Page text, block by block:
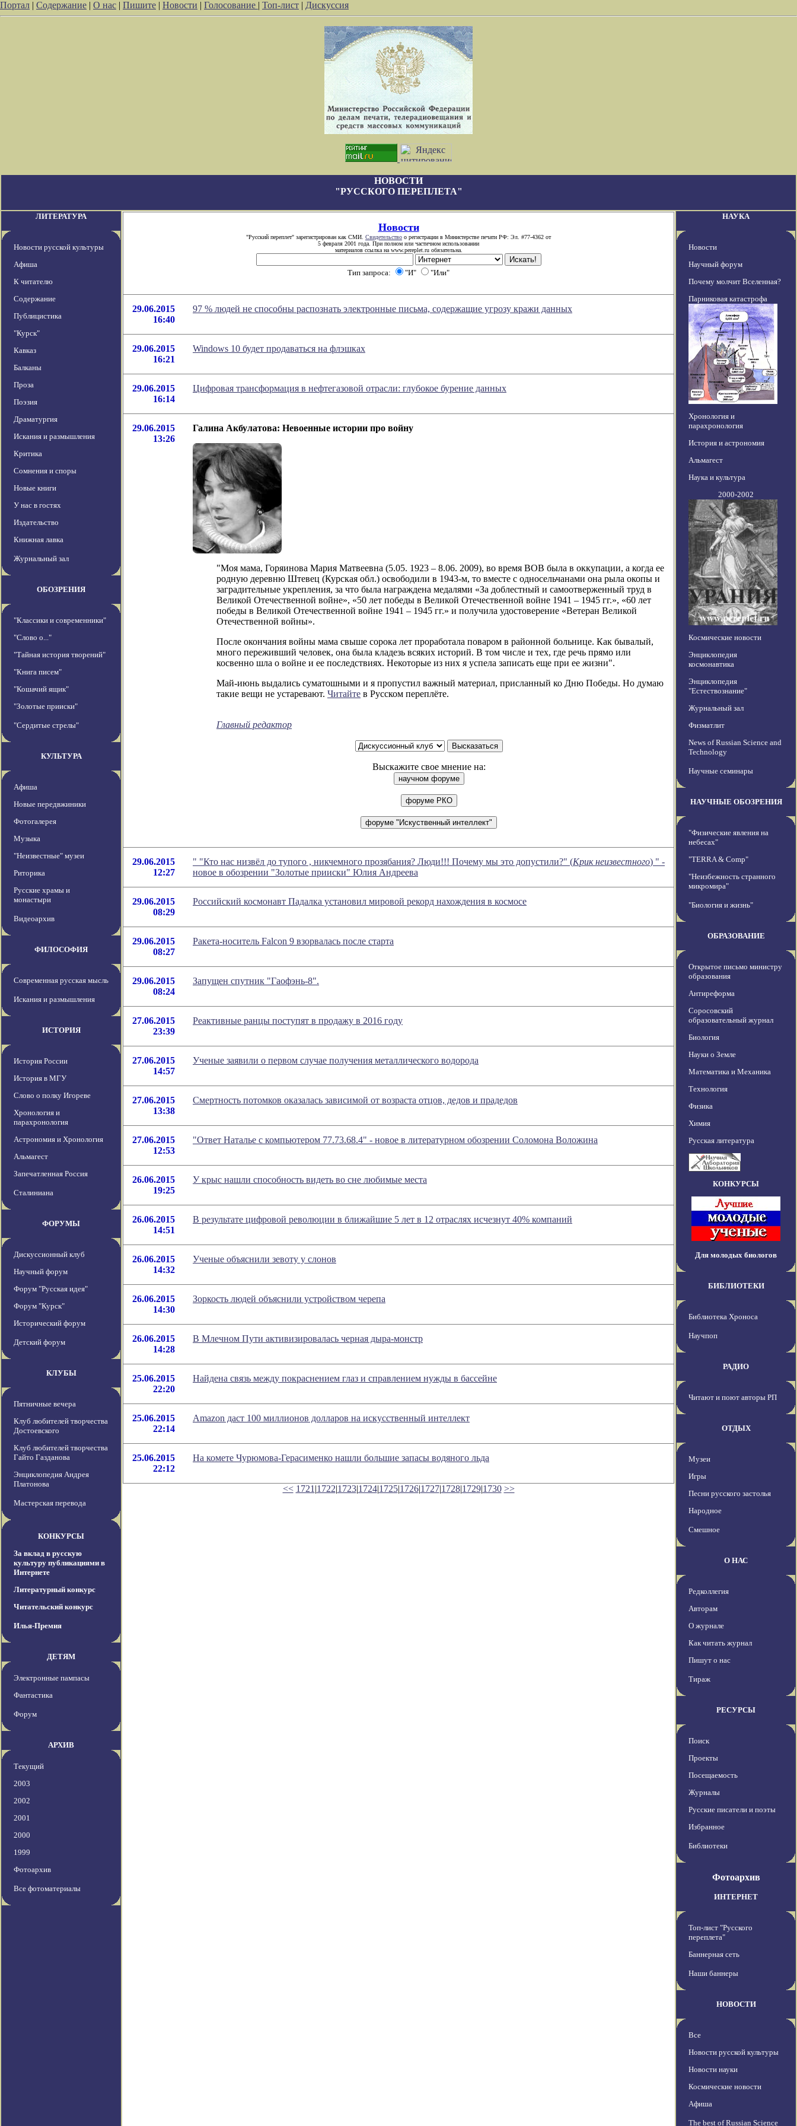
Портал | Содержание | О нас | Пишите | Новости | Голосование | Топ-лист | Дискуссия
НОВОСТИ
"РУССКОГО ПЕРЕПЛЕТА"
ЛИТЕРАТУРА
Новости русской культуры
Афиша
К читателю
Содержание
Публицистика
"Курск"
Кавказ
Балканы
Проза
Поэзия
Драматургия
Искания и размышления
Критика
Сомнения и споры
Новые книги
У нас в гостях
Издательство
Книжная лавка
Журнальный зал
ОБОЗРЕНИЯ
"Классики и современники"
"Слово о..."
"Тайная история творений"
"Книга писем"
"Кошачий ящик"
"Золотые прииски"
"Сердитые стрелы"
КУЛЬТУРА
Афиша
Новые передвжиники
Фотогалерея
Музыка
"Неизвестные" музеи
Риторика
Русские храмы и
монастыри
Видеоархив
ФИЛОСОФИЯ
Современная русская мысль
Искания и размышления
ИСТОРИЯ
История России
История в МГУ
Слово о полку Игореве
Хронология и
парахронология
Астрономия и Хронология
Альмагест
Запечатленная Россия
Сталиниана
ФОРУМЫ
Дискуссионный клуб
Научный форум
Форум "Русская идея"
Форум "Курск"
Исторический форум
Детский форум
КЛУБЫ
Пятничные вечера
Клуб любителей творчества
Достоевского
Клуб любителей творчества
Гайто Газданова
Энциклопедия Андрея
Платонова
Мастерская перевода
КОНКУРСЫ
За вклад в русскую
культуру публикациями в
Интернете
Литературный конкурс
Читательский конкурс
Илья-Премия
ДЕТЯМ
Электронные пампасы
Фантастика
Форум
АРХИВ
Текущий
2003
2002
2001
2000
1999
Фотоархив
Все фотоматериалы
Новости
"Русский переплет" зарегистрирован как СМИ. Свидетельство о регистрации в Министерстве печати РФ: Эл. #77-4362 от
5 февраля 2001 года. При полном или частичном использовании
материалов ссылка на www.pereplet.ru обязательна.
Тип запроса: "И" "Или"
29.06.2015
16:40
97 % людей не способны распознать электронные письма, содержащие угрозу кражи данных
29.06.2015
16:21
Windows 10 будет продаваться на флэшках
29.06.2015
16:14
Цифровая трансформация в нефтегазовой отрасли: глубокое бурение данных
29.06.2015
13:26
Галина Акбулатова: Невоенные истории про войну
"Моя мама, Горяинова Мария Матвеевна (5.05. 1923 – 8.06. 2009), во время ВОВ была в оккупации, а когда ее
родную деревню Штевец (Курская обл.) освободили в 1943-м, то вместе с односельчанами она рыла окопы и
заградительные укрепления, за что была награждена медалями «За доблестный и самоотверженный труд в
Великой Отечественной войне», «50 лет победы в Великой Отечественной войне 1941 – 1945 гг.», «60 лет
победы в Великой Отечественной войне 1941 – 1945 гг.» и получила удостоверение «Ветеран Великой
Отечественной войны».
После окончания войны мама свыше сорока лет проработала поваром в районной больнице. Как бывалый,
много переживший человек, она была кладезь всяких историй. В том числе и тех, где речь прямо или
косвенно шла о войне и ее последствиях. Некоторые из них я успела записать еще при ее жизни".
Май-июнь выдались суматошными и я пропустил важный материал, присланный ко Дню Победы. Но думаю
такие вещи не устаревают. Читайте в Русском переплёте.
Главный редактор
Выскажите свое мнение на:
29.06.2015
12:27
" "Кто нас низвёл до тупого , никчемного прозябания? Люди!!! Почему мы это допустили?" (Крик неизвестного) " -
новое в обозрении "Золотые прииски" Юлия Андреева
29.06.2015
08:29
Российский космонавт Падалка установил мировой рекорд нахождения в космосе
29.06.2015
08:27
Ракета-носитель Falcon 9 взорвалась после старта
29.06.2015
08:24
Запущен спутник "Гаофэнь-8".
27.06.2015
23:39
Реактивные ранцы поступят в продажу в 2016 году
27.06.2015
14:57
Ученые заявили о первом случае получения металлического водорода
27.06.2015
13:38
Смертность потомков оказалась зависимой от возраста отцов, дедов и прадедов
27.06.2015
12:53
"Ответ Наталье с компьютером 77.73.68.4" - новое в литературном обозрении Соломона Воложина
26.06.2015
19:25
У крыс нашли способность видеть во сне любимые места
26.06.2015
14:51
В результате цифровой революции в ближайшие 5 лет в 12 отраслях исчезнут 40% компаний
26.06.2015
14:32
Ученые объяснили зевоту у слонов
26.06.2015
14:30
Зоркость людей объяснили устройством черепа
26.06.2015
14:28
В Млечном Пути активизировалась черная дыра-монстр
25.06.2015
22:20
Найдена связь между покраснением глаз и справлением нужды в бассейне
25.06.2015
22:14
Amazon даст 100 миллионов долларов на искусственный интеллект
25.06.2015
22:12
На комете Чурюмова-Герасименко нашли большие запасы водяного льда
<< 1721 |1722|1723|1724|1725|1726|1727|1728|1729|1730 >>
НАУКА
Новости
Научный форум
Почему молчит Вселенная?
Парниковая катастрофа
Хронология и
парахронология
История и астрономия
Альмагест
Наука и культура
2000-2002
Космические новости
Энциклопедия
космонавтика
Энциклопедия
"Естествознание"
Журнальный зал
Физматлит
News of Russian Science and
Technology
Научные семинары
НАУЧНЫЕ ОБОЗРЕНИЯ
"Физические явления на
небесах"
"TERRA & Comp"
"Неизбежность странного
микромира"
"Биология и жизнь"
ОБРАЗОВАНИЕ
Открытое письмо министру
образования
Антиреформа
Соросовский
образовательный журнал
Биология
Науки о Земле
Математика и Механика
Технология
Физика
Химия
Русская литература
КОНКУРСЫ
Для молодых биологов
БИБЛИОТЕКИ
Библиотека Хроноса
Научпоп
РАДИО
Читают и поют авторы РП
ОТДЫХ
Музеи
Игры
Песни русского застолья
Народное
Смешное
О НАС
Редколлегия
Авторам
О журнале
Как читать журнал
Пишут о нас
Тираж
РЕСУРСЫ
Поиск
Проекты
Посещаемость
Журналы
Русские писатели и поэты
Избранное
Библиотеки
Фотоархив
ИНТЕРНЕТ
Топ-лист "Русского
переплета"
Баннерная сеть
Наши баннеры
НОВОСТИ
Все
Новости русской культуры
Новости науки
Космические новости
Афиша
The best of Russian Science